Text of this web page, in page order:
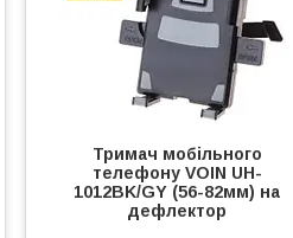
Тримач мобільного
телефону VOIN UH-
1012BK/GY (56-82мм) на
дефлектор